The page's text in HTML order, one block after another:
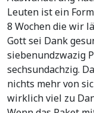
Leuten ist ein
8 Wochen die wir
Gott sei Dank
siebenundzwazig
sechsundachzig.
nichts mehr von
wirklich viel zu